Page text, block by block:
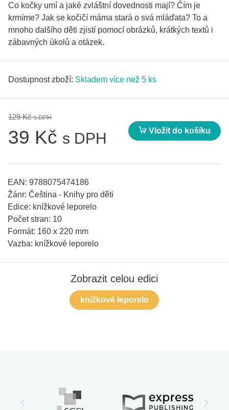
Co kočky umí a jaké zvláštní dovednosti mají? Čím je
krmíme? Jak se kočičí máma stará o svá mláďata? To a
mnoho dalšího děti zjistí pomocí obrázků, krátkých textů i
zábavných úkolů a otázek.
Dostupnost zboží: Skladem více než 5 ks
129 Kčs DPH
39 Kč s DPH Vložit do košíku
EAN: 9788075474186
Žánr: Čeština - Knihy pro děti
Edice: knížkové leporelo
Počet stran: 10
Formát: 160 x 220 mm
Vazba: knížkové leporelo
Zobrazit celou edici
knížkové leporelo